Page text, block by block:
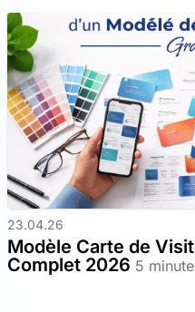
23.04.26
Modèle Carte de
Complet 2026 5